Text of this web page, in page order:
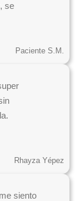
se
Paciente S.M.
Rhayza Yépez
siento